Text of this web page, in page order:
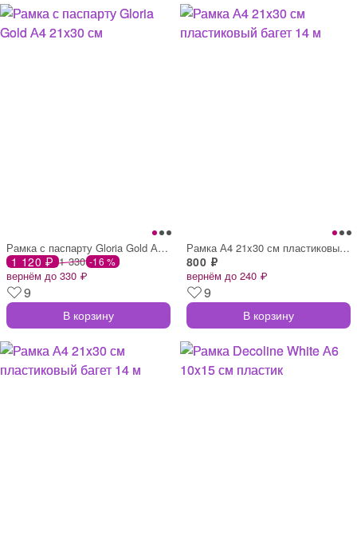
Рамка с паспарту Gloria Gold А4 21x30 см
1 120 ₽ 1 330 -16 %
вернём до 330 ₽
9
В корзину
Рамка А4 21x30 см пластиковый багет 14 м
800 ₽
вернём до 240 ₽
9
В корзину